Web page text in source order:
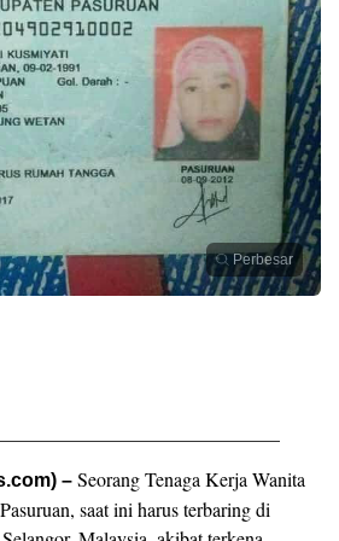
Perbesar
– Seorang Tenaga Kerja Wanita
saat ini harus terbaring di